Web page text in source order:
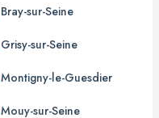
Bray-sur-Seine
Grisy-sur-Seine
Montigny-le-Guesdier
Mouy-sur-Seine